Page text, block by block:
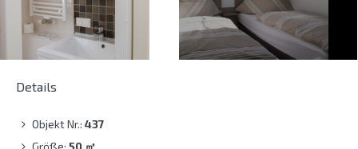
Details
Objekt Nr.: 437
Größe: 50 ㎡